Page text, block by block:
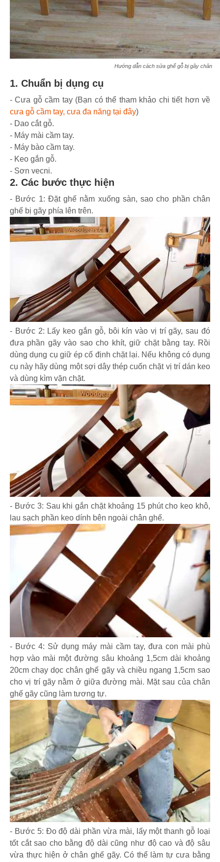
Hướng dẫn cách sửa ghế gỗ bị gãy chân
1. Chuẩn bị dụng cụ
- Cưa gỗ cầm tay (Bạn có thể tham khảo chi tiết hơn về
cưa gỗ cầm tay, cưa đa năng tại đây)
- Dao cắt gỗ.
- Máy mài cầm tay.
- Máy bào cầm tay.
- Keo gắn gỗ.
- Sơn vecni.
2. Các bước thực hiện
- Bước 1: Đặt ghế nằm xuống sàn, sao cho phần chân
ghế bị gãy phía lên trên.
- Bước 2: Lấy keo gắn gỗ, bôi kín vào vị trí gãy, sau đó
đưa phần gãy vào sao cho khít, giữ chặt bằng tay. Rồi
dùng dụng cụ giữ ép cố định chặt lại. Nếu không có dụng
cụ này hãy dùng một sợi dây thép cuốn chặt vị trí dán keo
và dùng kìm vặn chặt.
- Bước 3: Sau khi gắn chặt khoảng 15 phút cho keo khô,
lau sạch phần keo dính bên ngoài chân ghế.
- Bước 4: Sử dụng máy mài cầm tay, đưa con mài phù
hợp vào mài một đường sâu khoảng 1,5cm dài khoảng
20cm chạy dọc chân ghế gãy và chiều ngang 1,5cm sao
cho vị trí gãy nằm ở giữa đường mài. Mặt sau của chân
ghế gãy cũng làm tương tự.
- Bước 5: Đo độ dài phần vừa mài, lấy một thanh gỗ loại
tốt cắt sao cho bằng độ dài cũng như độ cao và độ sâu
vừa thực hiện ở chân ghế gãy. Có thể làm tự cưa bằng